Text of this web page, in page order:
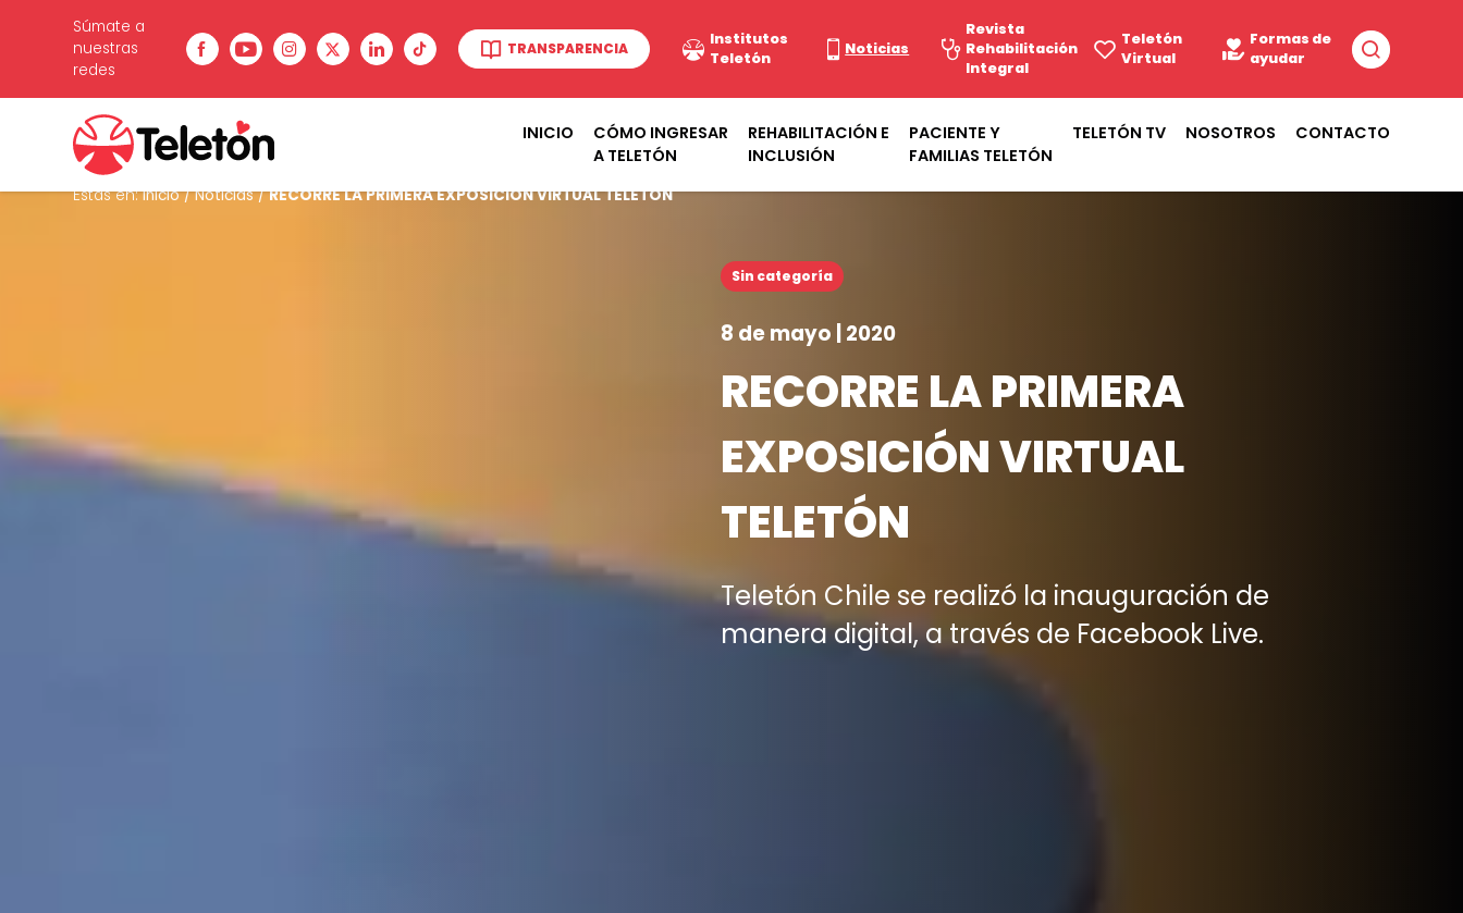
Súmate a
nuestras
redes
TRANSPARENCIA
Institutos
Teletón
Noticias
Revista
Rehabilitación
Integral
Teletón
Virtual
Formas de
ayudar
INICIO
CÓMO INGRESAR
A TELETÓN
REHABILITACIÓN E
INCLUSIÓN
PACIENTE Y
FAMILIAS TELETÓN
TELETÓN TV NOSOTROS CONTACTO
Estás en:Inicio/Noticias/RECORRE LA PRIMERA EXPOSICIÓN VIRTUAL TELETÓN
Sin categoría
8 de mayo | 2020
RECORRE LA PRIMERA
EXPOSICIÓN VIRTUAL
TELETÓN
Teletón Chile se realizó la inauguración de
manera digital, a través de Facebook Live.